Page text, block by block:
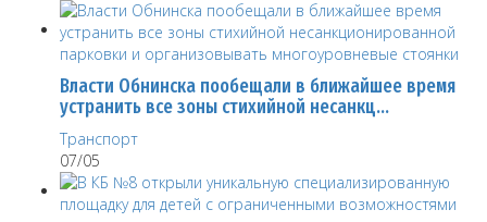
Власти Обнинска пообещали в ближайшее время
устранить все зоны стихийной несанкц…
Транспорт
07/05